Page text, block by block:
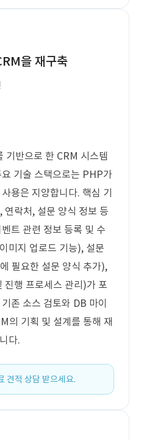
을 재구축
기반으로 한 CRM 시스템
기술 스택으로는 PHP가
용은 지양합니다. 핵심 기
연락처, 설문 양식 정보 등
트 관련 정보 등록 및 수
미지 업로드 기능), 설문
필요한 설문 양식 추가),
진행 프로세스 관리)가 포
존 소스 검토와 DB 마이
의 기획 및 설계를 통해 재
다.
견적 상담 받으세요.